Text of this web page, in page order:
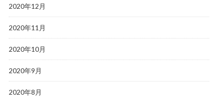
2020年12月
2020年11月
2020年10月
2020年9月
2020年8月